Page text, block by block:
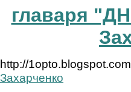
главаря
http://
Захарченко